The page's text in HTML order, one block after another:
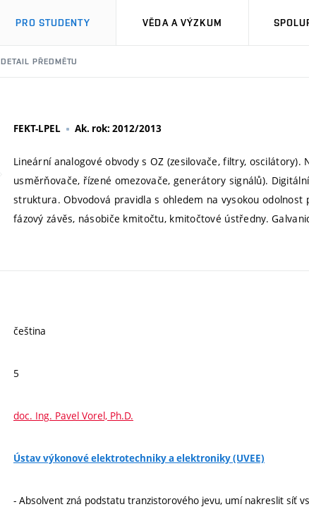
PRO STUDENTY VĚDA A VÝZKUM
DETAIL PŘEDMĚTU
FEKT-LPEL Ak. rok: 2012/2013
Lineární analogové obvody s OZ (zesilovače, filtry,
usměrňovače, řízené omezovače, generátory signálů).
struktura. Obvodová pravidla s ohledem na vysokou
fázový závěs, násobiče kmitočtu, kmitočtové ústředny.
čeština
5
doc. Ing. Pavel Vorel, Ph.D.
Ústav výkonové elektrotechniky a elektroniky (UVEE)
- Absolvent zná podstatu tranzistorového jevu, umí nakreslit síť